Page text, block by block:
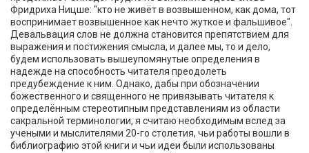
Фридриха Ницше: "кто не живёт в возвышенном, как дома, тот
воспринимает возвышенное как нечто жуткое и фальшивое".
Девальвация слов не должна становится препятствием для
выражения и постижения смысла, и далее мы, то и дело,
будем использовать вышеупомянутые определения в
надежде на способность читателя преодолеть
предубеждение к ним. Однако, дабы при обозначении
божественного и священного не привязывать читателя к
определённым стереотипным представлениям из области
сакральной терминологии, я считаю необходимым вслед за
учеными и мыслителями 20-го столетия, чьи работы вошли в
библиографию этой книги и чьи идеи были использованы